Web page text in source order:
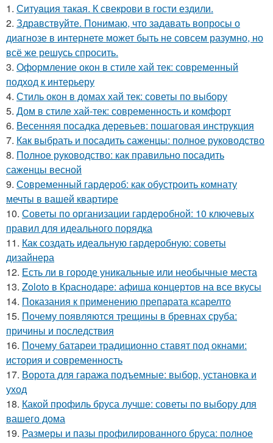
1. Ситуaция такая. К свекрови в гости ездили.
2. Здравствуйте. Понимаю, что задавать вопросы о
диагнозе в интернете может быть не совсем разумно, но
всё же решусь спросить.
3. Оформление окон в стиле хай тек: современный
подход к интерьеру
4. Стиль окон в домах хай тек: советы по выбору
5. Дом в стиле хай-тек: современность и комфорт
6. Весенняя посадка деревьев: пошаговая инструкция
7. Как выбрать и посадить саженцы: полное руководство
8. Полное руководство: как правильно посадить
саженцы весной
9. Современный гардероб: как обустроить комнату
мечты в вашей квартире
10. Советы по организации гардеробной: 10 ключевых
правил для идеального порядка
11. Как создать идеальную гардеробную: советы
дизайнера
12. Есть ли в городе уникальные или необычные места
13. Zoloto в Краснодаре: афиша концертов на все вкусы
14. Показания к применению препарата ксарелто
15. Почему появляются трещины в бревнах сруба:
причины и последствия
16. Почему батареи традиционно ставят под окнами:
история и современность
17. Ворота для гаража подъемные: выбор, установка и
уход
18. Какой профиль бруса лучше: советы по выбору для
вашего дома
19. Размеры и пазы профилированного бруса: полное